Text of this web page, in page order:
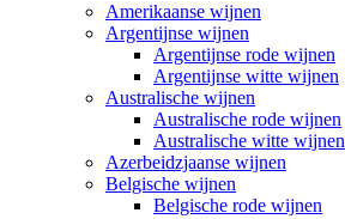
Amerikaanse wijnen
Argentijnse wijnen
Argentijnse rode wijnen
Argentijnse witte wijnen
Australische wijnen
Australische rode wijnen
Australische witte wijnen
Azerbeidzjaanse wijnen
Belgische wijnen
Belgische rode wijnen